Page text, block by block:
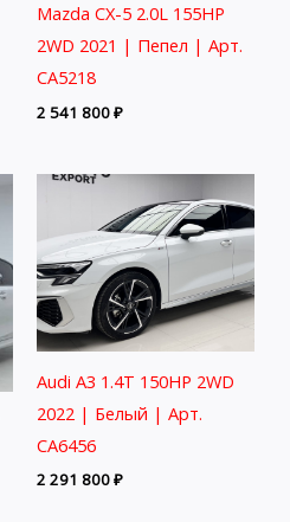
Mazda CX-5 2.0L 155HP
2WD 2021 | Пепел | Арт.
CA5218
2 541 800₽
Audi A3 1.4T 150HP 2WD
2022 | Белый | Арт.
CA6456
2 291 800₽